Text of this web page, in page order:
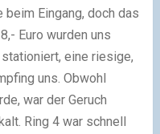
Eingang, doch das
Euro wurden uns
eine riesige,
uns. Obwohl
war der Geruch
Ring 4 war schnell